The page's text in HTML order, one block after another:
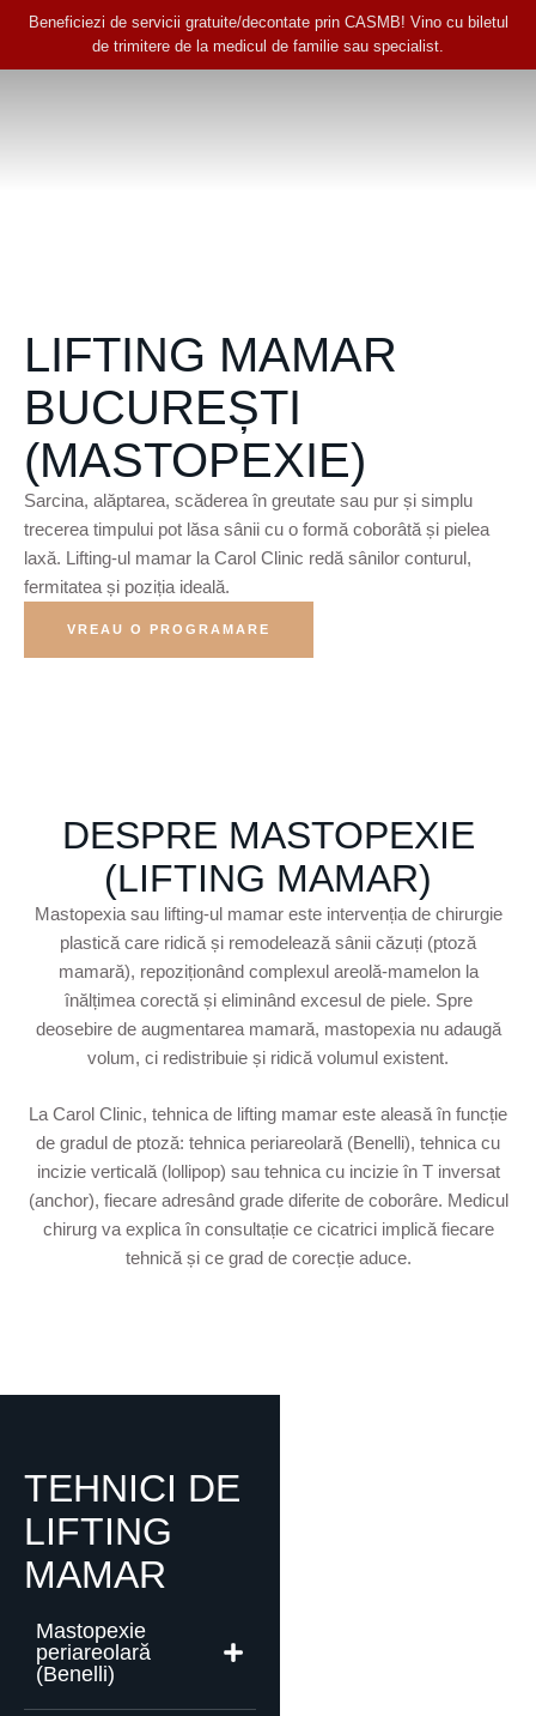
Beneficiezi de servicii gratuite/decontate prin CASMB! Vino cu biletul
de trimitere de la medicul de familie sau specialist.
LIFTING MAMAR
BUCUREȘTI
(MASTOPEXIE)
Sarcina, alăptarea, scăderea în greutate sau pur și simplu
trecerea timpului pot lăsa sânii cu o formă coborâtă și pielea
laxă. Lifting-ul mamar la Carol Clinic redă sânilor conturul,
fermitatea și poziția ideală.
VREAU O PROGRAMARE
DESPRE MASTOPEXIE
(LIFTING MAMAR)
Mastopexia sau lifting-ul mamar este intervenția de chirurgie
plastică care ridică și remodelează sânii căzuți (ptoză
mamară), repoziționând complexul areolă-mamelon la
înălțimea corectă și eliminând excesul de piele. Spre
deosebire de augmentarea mamară, mastopexia nu adaugă
volum, ci redistribuie și ridică volumul existent.
La Carol Clinic, tehnica de lifting mamar este aleasă în funcție
de gradul de ptoză: tehnica periareolară (Benelli), tehnica cu
incizie verticală (lollipop) sau tehnica cu incizie în T inversat
(anchor), fiecare adresând grade diferite de coborâre. Medicul
chirurg va explica în consultație ce cicatrici implică fiecare
tehnică și ce grad de corecție aduce.
TEHNICI DE
LIFTING
MAMAR
Mastopexie
periareolară
(Benelli)